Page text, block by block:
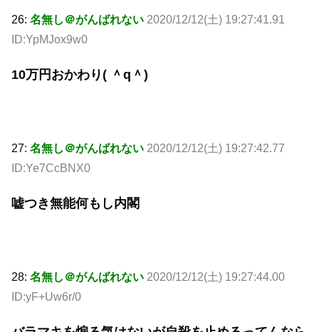
26: 名無し＠がんばれない 2020/12/12(土) 19:27:41.91
ID:YpMJox9w0
10万円おかわり( ＾q＾)
27: 名無し＠がんばれない 2020/12/12(土) 19:27:42.77
ID:Ye7CcBNX0
嘘つき無能何もし内閣
28: 名無し＠がんばれない 2020/12/12(土) 19:27:44.00
ID:yF+Uw6r/0